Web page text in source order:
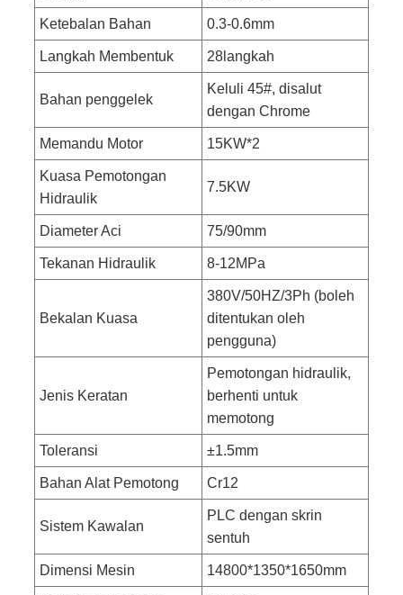
Ketebalan Bahan 0.3-0.6mm
Langkah Membentuk 28langkah
Bahan penggelek
Keluli 45#, disalut
dengan Chrome
Memandu Motor 15KW*2
Kuasa Pemotongan
Hidraulik
7.5KW
Diameter Aci 75/90mm
Tekanan Hidraulik 8-12MPa
Bekalan Kuasa
380V/50HZ/3Ph (boleh
ditentukan oleh
pengguna)
Jenis Keratan
Pemotongan hidraulik,
berhenti untuk
memotong
Toleransi ±1.5mm
Bahan Alat Pemotong Cr12
Sistem Kawalan
PLC dengan skrin
sentuh
Dimensi Mesin 14800*1350*1650mm